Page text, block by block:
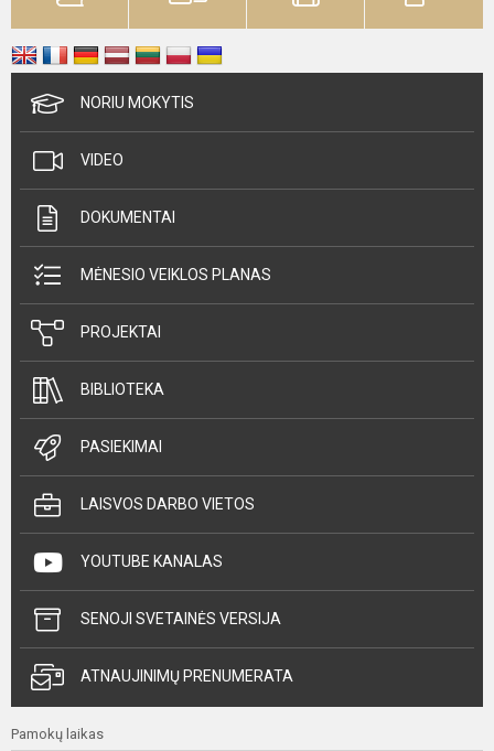
NORIU MOKYTIS
VIDEO
DOKUMENTAI
MĖNESIO VEIKLOS PLANAS
PROJEKTAI
BIBLIOTEKA
PASIEKIMAI
LAISVOS DARBO VIETOS
YOUTUBE KANALAS
SENOJI SVETAINĖS VERSIJA
ATNAUJINIMŲ PRENUMERATA
Pamokų laikas